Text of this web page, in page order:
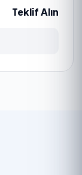
Teklif Alın